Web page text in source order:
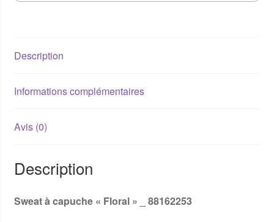
Description
Informations complémentaires
Avis (0)
Description
Sweat à capuche « Floral » _ 88162253